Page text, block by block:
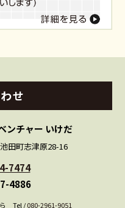
せ
ンチャー いけだ
田町志津原28-16
7474
4886
ら Tel /080-2961-9051